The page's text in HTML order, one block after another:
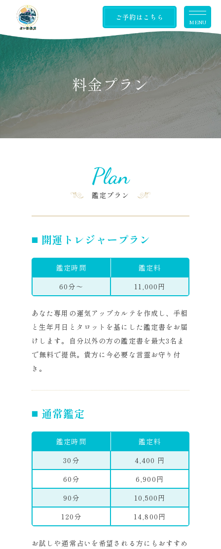
ご予約はこちら
MENU
料金プラン
Plan
鑑定プラン
開運トレジャープラン
鑑定時間
鑑定料
60分～
11,000円
あなた専用の運気アップカルテを作成し、手相
と生年月日とタロットを基にした鑑定書をお届
けします。自分以外の方の鑑定書を最大3名ま
で無料で提供。貴方に今必要な言霊お守り付
き。
通常鑑定
鑑定時間
鑑定料
30分
4,400 円
60分
6,900円
90分
10,500円
120分
14,800円
お試しや通常占いを希望される方にもおすすめ